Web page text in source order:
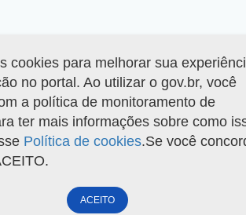
cookies para melhorar sua
no portal. Ao utilizar o gov.br, você
a política de monitoramento de
ter mais informações sobre como
Política de cookies.Se você
ACEITO